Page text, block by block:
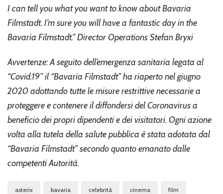
I can tell you what you want to know about Bavaria
Filmstadt. I’m sure you will have a fantastic day in the
Bavaria Filmstadt.” Director Operations Stefan Bryxi
Avvertenze: A seguito dell’emergenza sanitaria legata al
“Covid.19” il “Bavaria Filmstadt” ha riaperto nel giugno
2020 adottando tutte le misure restrittive necessarie a
proteggere e contenere il diffondersi del Coronavirus a
beneficio dei propri dipendenti e dei visitatori. Ogni azione
volta alla tutela della salute pubblica è stata adotata dal
“Bavaria Filmstadt” secondo quanto emanato dalle
competenti Autorità.
asterix bavaria celebrità cinema film